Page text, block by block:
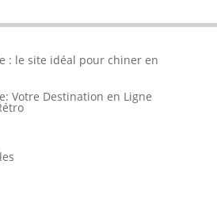
: le site idéal pour chiner en
Votre Destination en Ligne